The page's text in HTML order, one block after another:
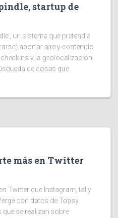
startup de
, un sistema que pretendía
aportar aire y contenido
y la geolocalización,
de cosas que
más en Twitter
Twitter que Instagram, tal y
con datos de Topsy.
se realizan sobre